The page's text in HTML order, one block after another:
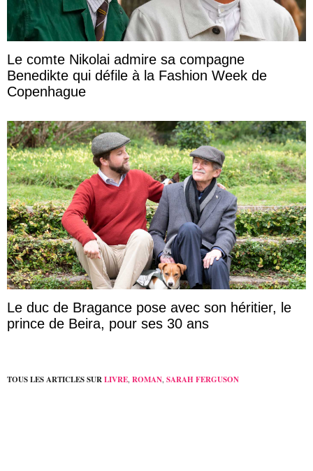
Le comte Nikolai admire sa compagne
Benedikte qui défile à la Fashion Week de
Copenhague
Le duc de Bragance pose avec son héritier, le
prince de Beira, pour ses 30 ans
TOUS LES ARTICLES SURLIVRE ROMAN SARAH FERGUSON